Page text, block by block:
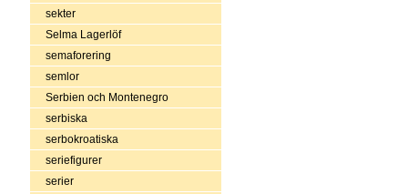
sekter
Selma Lagerlöf
semaforering
semlor
Serbien och Montenegro
serbiska
serbokroatiska
seriefigurer
serier